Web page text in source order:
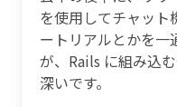
を使用してチャット
ートリアルとかを一
が、Rails に組み込
深いです。